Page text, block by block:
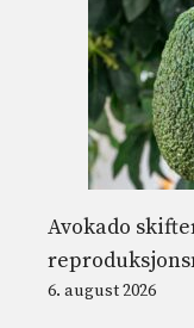
Avokado
6. august 2026